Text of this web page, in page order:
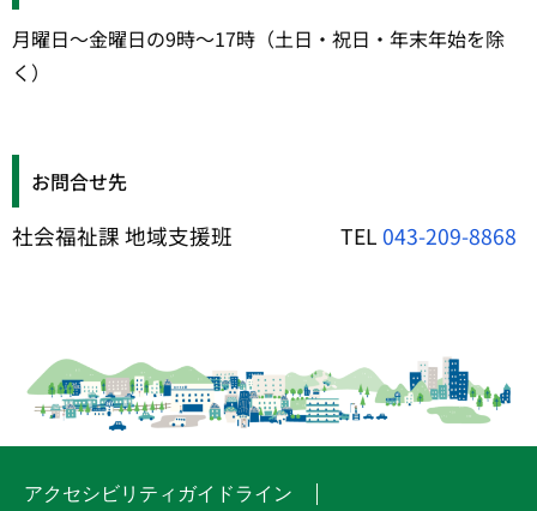
月曜日～金曜日の9時～17時（土日・祝日・年末年始を除
く）
お問合せ先
社会福祉課 地域支援班 TEL 043-209-8868
アクセシビリティガイドライン